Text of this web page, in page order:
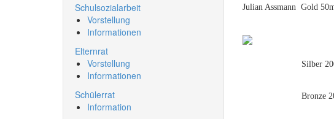
Schulsozialarbeit
Vorstellung
Informationen
Elternrat
Vorstellung
Informationen
Schülerrat
Information
Julian Assmann Gold
Silber
Bronze